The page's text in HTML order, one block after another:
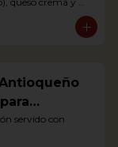
3 types of
servido con